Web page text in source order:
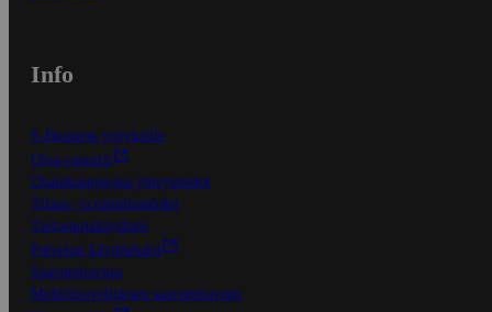
Info
S-Business yrityksille
Oiva-raportit
Osuuskauppojen yhteystiedot
Tilaus- ja toimitusehdot
Tietosuojakäytäntö
Palvelun käyttöehdot
Saavutettavuus
Mobiilisovelluksen saavutettavuus